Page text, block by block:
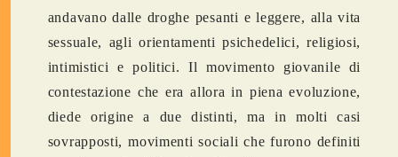
andavano dalle droghe pesanti e leggere, alla vita
sessuale, agli orientamenti psichedelici, religiosi,
intimistici e politici. Il movimento giovanile di
contestazione che era allora in piena evoluzione,
diede origine a due distinti, ma in molti casi
sovrapposti, movimenti sociali che furono definiti